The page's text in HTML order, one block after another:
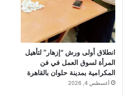
انطلاق أولى ورش “إزهار” لتأهيل
المرأة لسوق العمل في فن
المكرامية بمدينة حلوان بالقاهرة
أغسطس 4, 2026